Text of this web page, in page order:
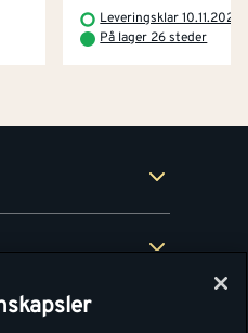
Leveringsklar 10.11.2026
På lager 26 steder